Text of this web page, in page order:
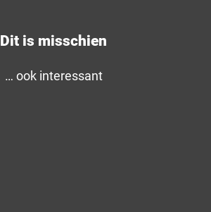
Dit is misschien
… ook interessant